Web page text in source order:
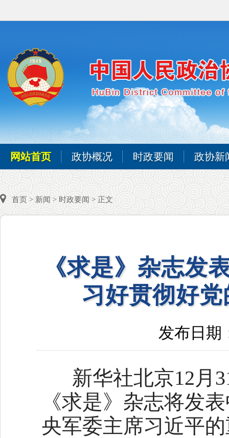
网站首页 政协概况 时政要闻 政协新
首页 > 新闻 > 时政要闻 > 正文
《求是》杂志发
习好贯彻好
发布日期
新华社北京12月
《求是》杂志将发
央军委主席习近平